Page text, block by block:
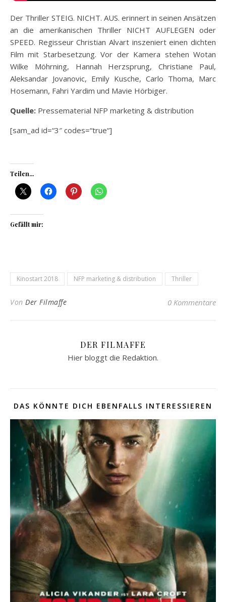
Der Thriller STEIG. NICHT. AUS. erinnert in seinen Ansätzen
an die amerikanischen Thriller NICHT AUFLEGEN oder
SPEED. Regisseur Christian Alvart inszeniert einen dichten
Film mit Starbesetzung. Vor der Kamera stehen Wotan
Wilke Möhrning, Hannah Herzsprung, Christiane Paul,
Aleksandar Jovanovic, Emily Kusche, Carlo Thoma, Marc
Hosemann, Fahri Yardim und Mavie Hörbiger.
Quelle: Pressematerial NFP marketing & distribution
[sam_ad id=“3″ codes=“true“]
Teilen...
Gefällt mir:
Kinostart 2018 NFP marketing & distribution Thriller
Von Der Filmaffe 0 Kommentare
DER FILMAFFE
Hier bloggt die Redaktion.
DAS KÖNNTE DICH EBENFALLS INTERESSIEREN